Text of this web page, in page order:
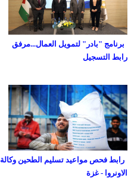
برنامج "بادر" لتمويل العمال...مرفق
رابط التسجيل
رابط فحص مواعيد تسليم الطحين وكالة
الاونروا - غزة